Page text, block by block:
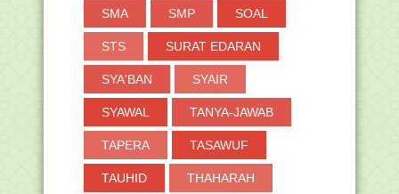
SMA SMP SOAL
STS SURAT EDARAN
SYA'BAN SYAIR
SYAWAL TANYA-JAWAB
TAPERA TASAWUF
TAUHID THAHARAH